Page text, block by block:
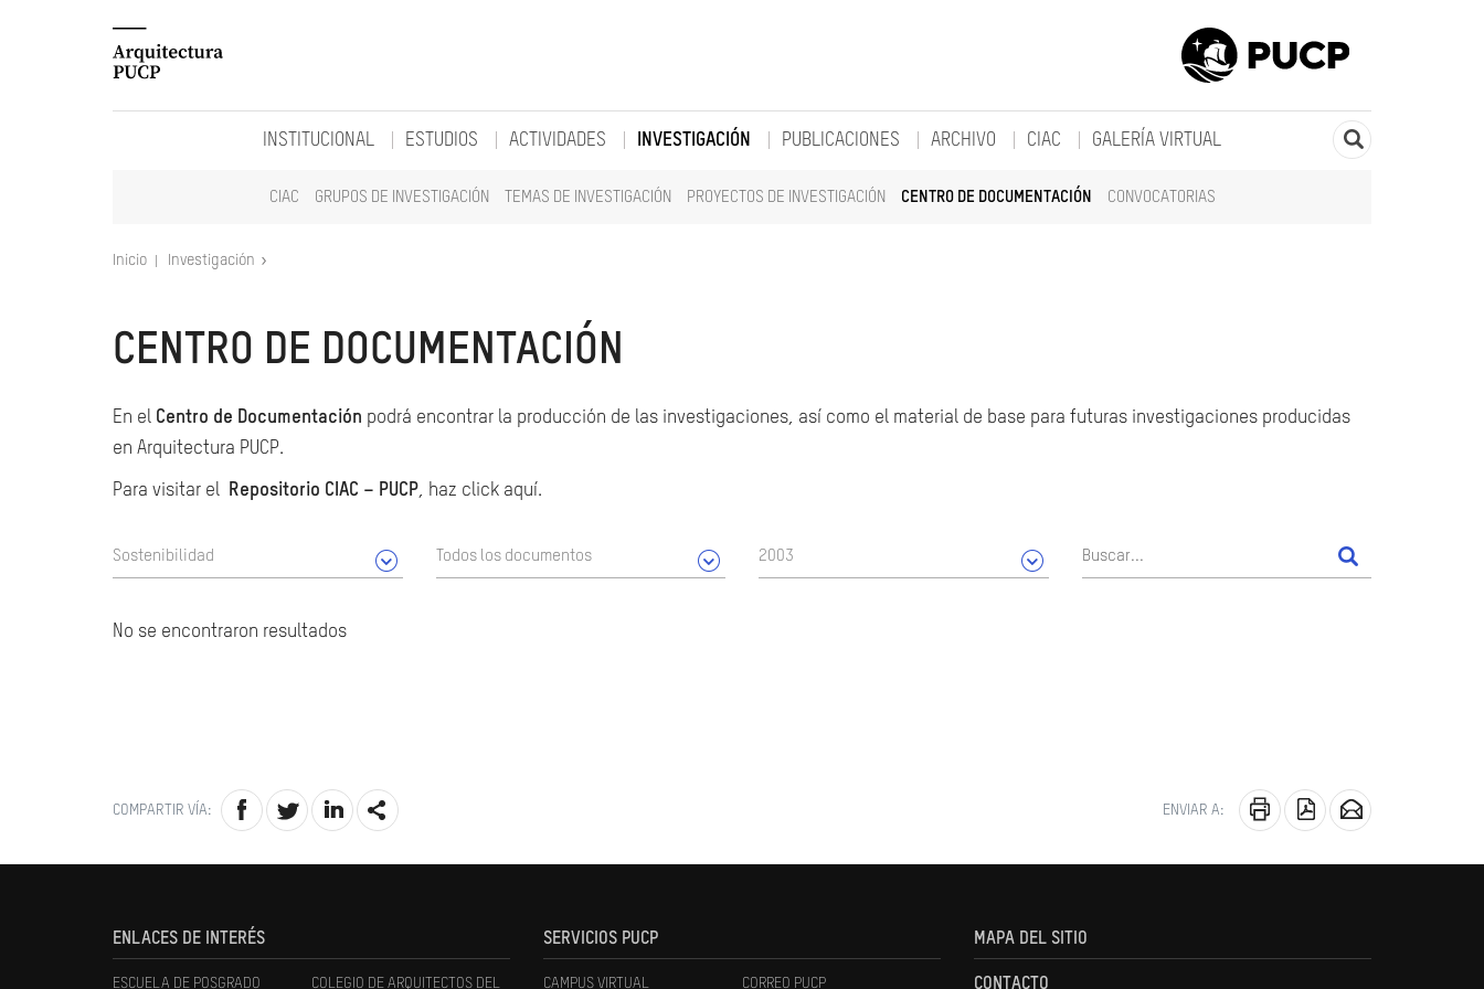
INSTITUCIONAL ESTUDIOS ACTIVIDADES INVESTIGACIÓN
CIAC GRUPOS DE INVESTIGACIÓN TEMAS DE INVESTIGACIÓN PROYECTOS DE INVESTIGACIÓN CENTRO DE DOCUMENTACIÓN CONVOCATORIAS
PUBLICACIONES ARCHIVO CIAC GALERÍA VIRTUAL
Inicio Investigación
CENTRO DE DOCUMENTACIÓN
En el Centro de Documentación podrá encontrar la producción de las investigaciones, así como el material de base para futuras investigaciones producidas
en Arquitectura PUCP.
Para visitar el Repositorio CIAC – PUCP, haz click aquí.
Sostenibilidad Todos los documentos 2003
No se encontraron resultados
COMPARTIR VÍA: ENVIAR A:
ENLACES DE INTERÉS
ESCUELA DE POSGRADO COLEGIO DE ARQUITECTOS DEL
SERVICIOS PUCP
CAMPUS VIRTUAL CORREO PUCP
MAPA DEL SITIO
CONTACTO